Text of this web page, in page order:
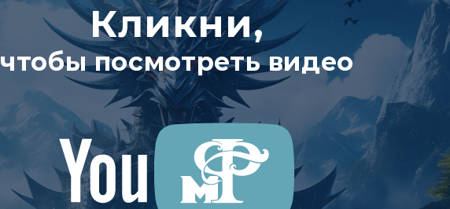
Кликни,
чтобы посмотреть видео